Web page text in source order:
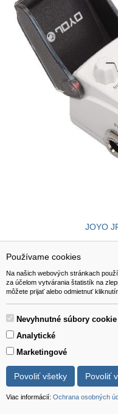
Používame cookies
Na našich webových stránkach
za účelom vytvárania štatistík na
môžete prijať alebo odmietnuť
Nevyhnutné súbory cookie
Analytické
Marketingové
Povoliť všetky Povoliť
Viac informácií: Ochrana osobných
JOYO
Viac
NAVIGÁCIA
Katalóg